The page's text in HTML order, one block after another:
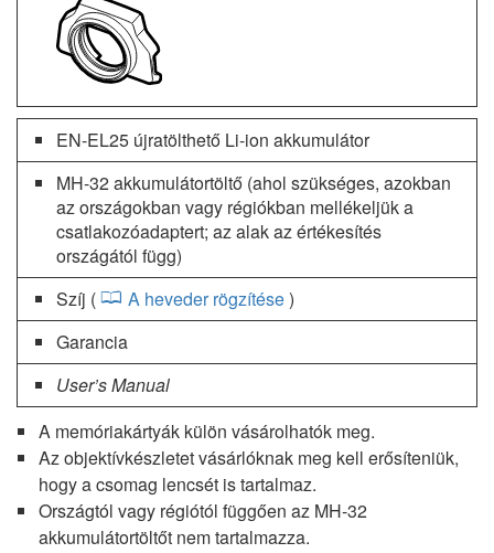
EN-EL25 újratölthető Li-ion akkumulátor
MH-32 akkumulátortöltő (ahol szükséges, azokban
az országokban vagy régiókban mellékeljük a
csatlakozóadaptert; az alak az értékesítés
országától függ)
Szíj (
A heveder rögzítése)
Garancia
User’s Manual
A memóriakártyák külön vásárolhatók meg.
Az objektívkészletet vásárlóknak meg kell erősíteniük,
hogy a csomag lencsét is tartalmaz.
Országtól vagy régiótól függően az MH-32
akkumulátortöltőt nem tartalmazza.